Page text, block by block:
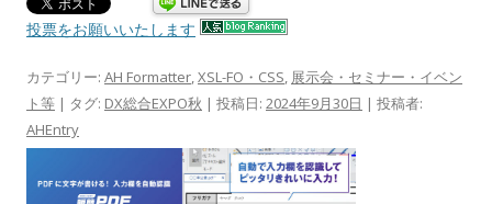
投票をお願いいたします
カテゴリー: AH Formatter,XSL-FO・CSS, 展示会・セミナー・イベン
ト等 | タグ: DX総合EXPO秋 | 投稿日: 2024年9月30日 | 投稿者:
AHEntry